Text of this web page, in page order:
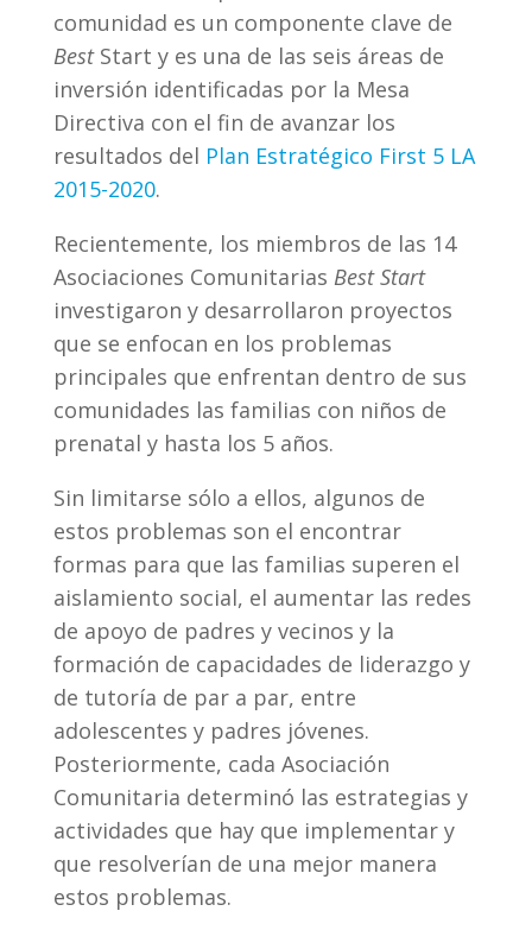
comunidad es un componente clave de
Best Start y es una de las seis áreas de
inversión identificadas por la Mesa
Directiva con el fin de avanzar los
resultados del Plan Estratégico First 5 LA
2015-2020.
Recientemente, los miembros de las 14
Asociaciones Comunitarias Best Start
investigaron y desarrollaron proyectos
que se enfocan en los problemas
principales que enfrentan dentro de sus
comunidades las familias con niños de
prenatal y hasta los 5 años.
Sin limitarse sólo a ellos, algunos de
estos problemas son el encontrar
formas para que las familias superen el
aislamiento social, el aumentar las redes
de apoyo de padres y vecinos y la
formación de capacidades de liderazgo y
de tutoría de par a par, entre
adolescentes y padres jóvenes.
Posteriormente, cada Asociación
Comunitaria determinó las estrategias y
actividades que hay que implementar y
que resolverían de una mejor manera
estos problemas.